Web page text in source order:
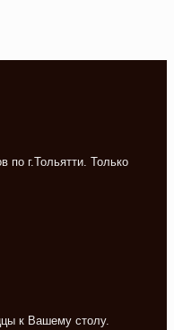
по г.Тольятти. Только
к Вашему столу.